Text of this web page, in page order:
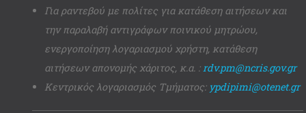
Για ραντεβού με πολίτες για κατάθεση αιτήσεων και
την παραλαβή αντιγράφων ποινικού μητρώου,
ενεργοποίηση λογαριασμού χρήστη, κατάθεση
αιτήσεων απονομής χάριτος, κ.α. :rdv.pm@ncris.gov.gr
Κεντρικός λογαριασμός Τμήματος: ypdipimi@otenet.gr